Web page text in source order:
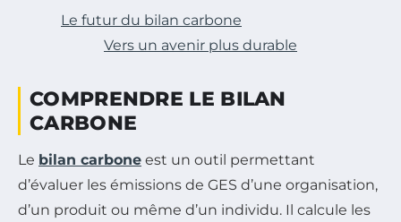
Le futur du bilan carbone
Vers un avenir plus durable
COMPRENDRE LE BILAN
CARBONE
Le bilan carbone est un outil permettant
d’évaluer les émissions de GES d’une organisation,
d’un produit ou même d’un individu. Il calcule les